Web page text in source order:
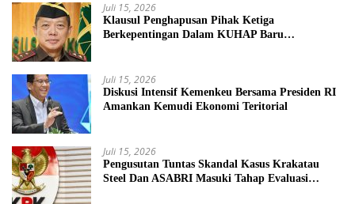
Juli 15, 2026
Klausul Penghapusan Pihak Ketiga
Berkepentingan Dalam KUHAP Baru
Juli 15, 2026
Diskusi Intensif Kemenkeu Bersama Presiden RI
Amankan Kemudi Ekonomi Teritorial
Juli 15, 2026
Pengusutan Tuntas Skandal Kasus Krakatau
Steel Dan ASABRI Masuki Tahap Evaluasi